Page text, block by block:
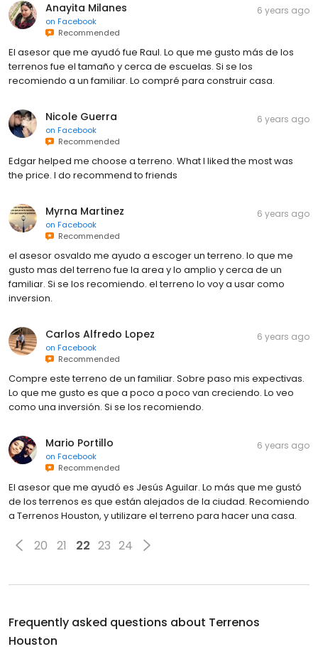
Anayita Milanes
on Facebook
Recommended
6 years ago
El asesor que me ayudó fue Raul. Lo que me gusto más de los
terrenos fue el tamaño y cerca de escuelas. Si se los
recomiendo a un familiar. Lo compré para construir casa.
Nicole Guerra
on Facebook
Recommended
6 years ago
Edgar helped me choose a terreno. What I liked the most was
the price. I do recommend to friends
Myrna Martinez
on Facebook
Recommended
6 years ago
el asesor osvaldo me ayudo a escoger un terreno. lo que me
gusto mas del terreno fue la area y lo amplio y cerca de un
familiar. Si se los recomiendo. el terreno lo voy a usar como
inversion.
Carlos Alfredo Lopez
on Facebook
Recommended
6 years ago
Compre este terreno de un familiar. Sobre paso mis expectivas.
Lo que me gusto es que a poco a poco van creciendo. Lo veo
como una inversión. Si se los recomiendo.
Mario Portillo
on Facebook
Recommended
6 years ago
El asesor que me ayudó es Jesús Aguilar. Lo más que me gustó
de los terrenos es que están alejados de la ciudad. Recomiendo
a Terrenos Houston, y utilizare el terreno para hacer una casa.
20 21 22 23 24
Frequently asked questions about Terrenos
Houston